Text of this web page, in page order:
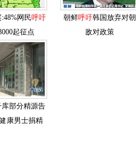
网民呼吁
起征点
朝鲜呼吁韩国放弃对朝
敌对政策
库部分精源告
康男士捐精